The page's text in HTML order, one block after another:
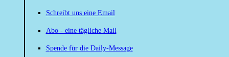
Schreibt uns eine Email
Abo - eine tägliche Mail
Spende für die Daily-Message